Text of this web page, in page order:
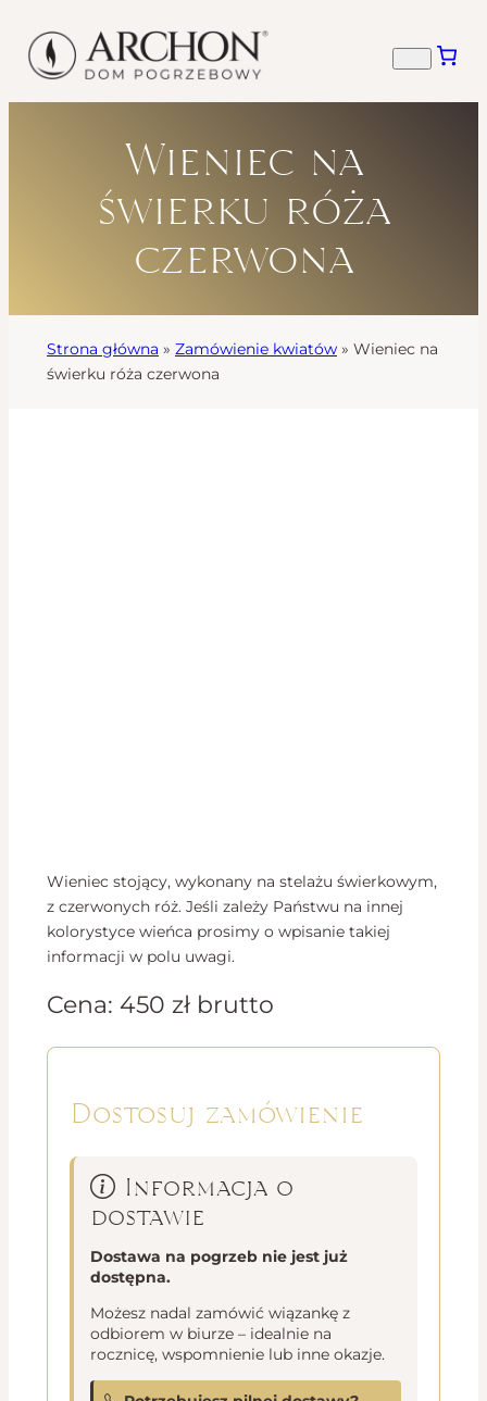
Wieniec na
świerku róża
czerwona
Strona główna » Zamówienie kwiatów » Wieniec na
świerku róża czerwona
Wieniec stojący, wykonany na stelażu świerkowym,
z czerwonych róż. Jeśli zależy Państwu na innej
kolorystyce wieńca prosimy o wpisanie takiej
informacji w polu uwagi.
Cena: 450 zł brutto
Dostosuj zamówienie
Informacja o
dostawie
Dostawa na pogrzeb nie jest już
dostępna.
Możesz nadal zamówić wiązankę z
odbiorem w biurze – idealnie na
rocznicę, wspomnienie lub inne okazje.